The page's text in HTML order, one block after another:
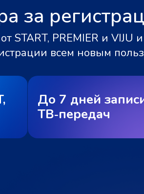
за
PREMIER и VIJU
всем новым
До 7 дней
ТВ‑передач